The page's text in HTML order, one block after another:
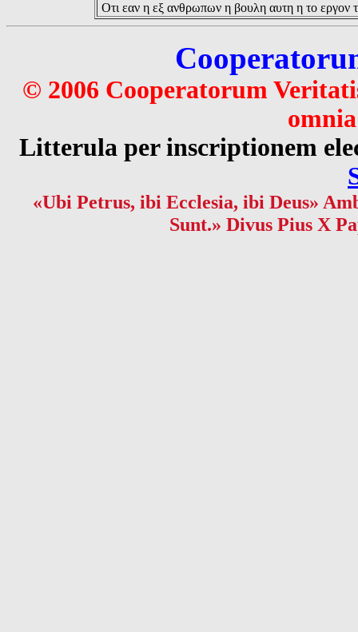
Οτι εαν η εξ ανθρωπων η βουλη αυτη η το εργον
© 2006 Cooperatorum
Litterula per inscriptionem
«Ubi Petrus, ibi Ecclesia, ibi Deus»
Sunt.» Divus Pius X